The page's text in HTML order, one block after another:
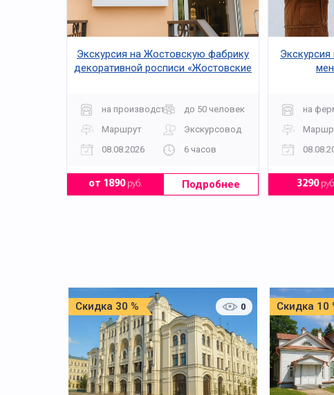
Экскурсия на Жостовскую фабрику
декоративной росписи «Жостовские
на производство + мастер-класс
до 50 человек
Маршрут
Экскурсовод
08.08.2026
6 часов
от 1890руб. Подробнее
на
3290
Скидка 30 % 0 Скидка 10